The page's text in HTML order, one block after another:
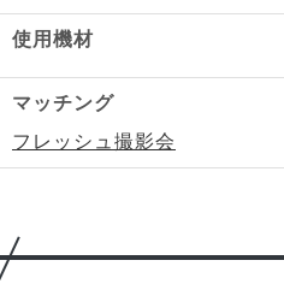
使用機材
マッチング
フレッシュ撮影会